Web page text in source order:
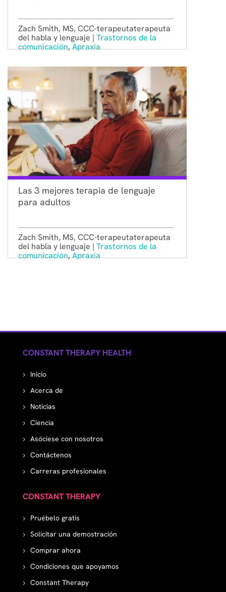
Zach Smith, MS, CCC-terapeutaterapeuta
del habla y lenguaje | Trastornos de la
comunicación,Apraxia
Las 3 mejores terapia de lenguaje
para adultos
Zach Smith, MS, CCC-terapeutaterapeuta
del habla y lenguaje | Trastornos de la
comunicación,Apraxia
CONSTANT THERAPY HEALTH
Inicio
Acerca de
Noticias
Ciencia
Asóciese con nosotros
Contáctenos
Carreras profesionales
CONSTANT THERAPY
Pruébelo gratis
Solicitar una demostración
Comprar ahora
Condiciones que apoyamos
Constant Therapy